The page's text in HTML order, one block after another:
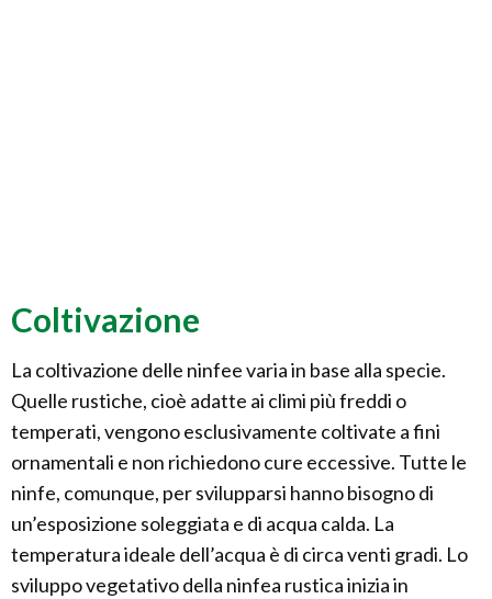
Coltivazione
La coltivazione delle ninfee varia in base alla specie.
Quelle rustiche, cioè adatte ai climi più freddi o
temperati, vengono esclusivamente coltivate a fini
ornamentali e non richiedono cure eccessive. Tutte le
ninfe, comunque, per svilupparsi hanno bisogno di
un’esposizione soleggiata e di acqua calda. La
temperatura ideale dell’acqua è di circa venti gradi. Lo
sviluppo vegetativo della ninfea rustica inizia in